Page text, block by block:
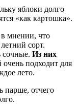
яблоки долго
«как картошка».
в мнении, что
сорт.
сочные. Из них
очень подходит для
лето.
парше, отчего